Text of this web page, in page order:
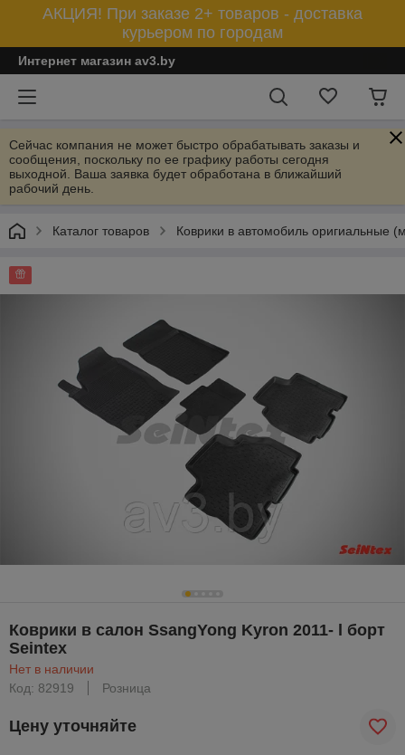
АКЦИЯ! При заказе 2+ товаров - доставка
курьером по городам
Интернет магазин av3.by
Сейчас компания не может быстро обрабатывать заказы и
сообщения, поскольку по ее графику работы сегодня
выходной. Ваша заявка будет обработана в ближайший
рабочий день.
Каталог товаров Коврики в автомобиль оригиальные
Коврики в салон SsangYong Kyron 2011- l борт
Seintex
Нет в наличии
Код: 82919
Розница
Цену уточняйте